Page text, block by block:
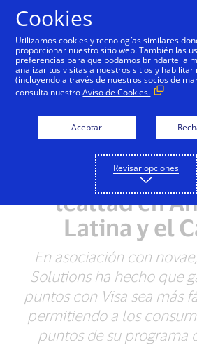
NOTAS DE
Visa lanza Visa
Solutions, la
plataforma
para
lealtad en
Latina y el
En asociación con
Solutions ha hecho que
puntos con Visa sea más
permitiendo a los
puntos de su programa
Cookies
Utilizamos cookies y tecnologías similares
proporcionar nuestro sitio web. También las
preferencias para que podamos brindarte la
analizar tus visitas a nuestros sitios y
(incluyendo a través de nuestros socios de
consulta nuestroAviso de Cookies.
Aceptar
Revisar opciones